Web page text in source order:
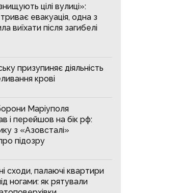
цілі вулиці»:
евакуація, одна з
виїхати після загибелі
призупиняє діяльність
крові
Маріуполя
і перейшов на бік рф:
з «Азовсталі»
підозру
сходи, палаючі квартири
ногами: як рятували